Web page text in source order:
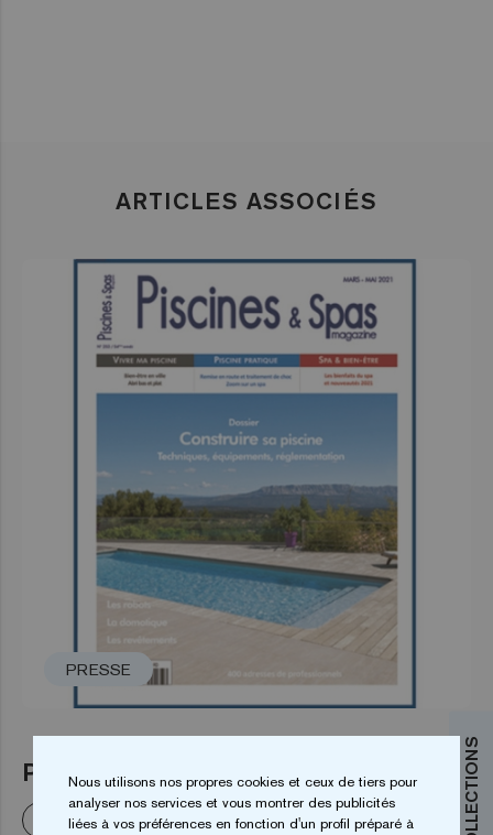
ARTICLES ASSOCIÉS
PRESSE
PISCINES & SPAS N° 253
En savoir plus
Nous utilisons nos propres cookies et ceux de tiers pour
analyser nos services et vous montrer des publicités
liées à vos préférences en fonction d'un profil préparé à